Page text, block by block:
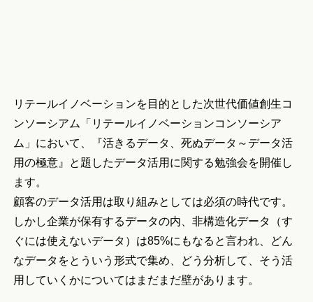
リテールイノベーションを目的とした次世代価値創生コ
ンソーシアム「リテールイノベーションコンソーシア
ム」において、『活きるデータ、死ぬデータ～データ活
用の極意』と題したデータ活用に関する勉強会を開催し
ます。
顧客のデータ活用は取り組みとしては必須の時代です。
しかし企業が保有するデータの内、非構造化データ（す
ぐには使えないデータ）は85%にもなると言われ、どん
なデータをとういう形式で集め、どう分析して、そう活
用していくかについてはまだまだ壁があります。